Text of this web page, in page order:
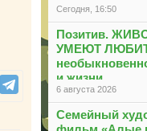
Сегодня, 16:50
Позитив.
УМЕЮТ
и жизни
6 августа 2026
Семейный